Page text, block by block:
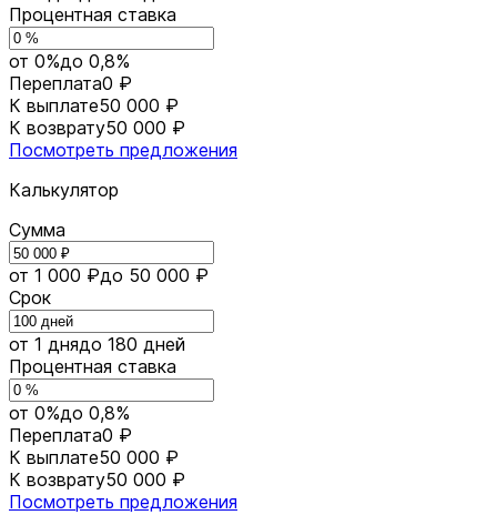
Процентная ставка
от 0%до 0,8%
Переплата0 ₽
К выплате50 000 ₽
К возврату50 000 ₽
Посмотреть предложения
Калькулятор
Сумма
от 1 000 ₽до 50 000 ₽
Срок
от 1 днядо 180 дней
Процентная ставка
от 0%до 0,8%
Переплата0 ₽
К выплате50 000 ₽
К возврату50 000 ₽
Посмотреть предложения